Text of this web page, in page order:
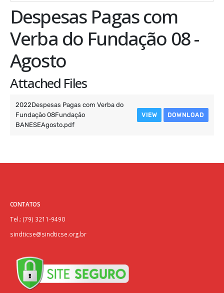
Despesas Pagas com
Verba do Fundação 08 -
Agosto
Attached Files
2022Despesas Pagas com Verba do
Fundação 08Fundação
BANESEAgosto.pdf
VIEW DOWNLOAD
CONTATOS
Tel.: (79) 3211-9490
sindticse@sindticse.org.br